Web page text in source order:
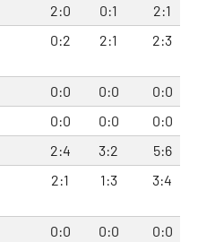
2:0 0:1
2:1
0:2 2:1 2:3
0:0 0:0
0:0
0:0 0:0
0:0
2:4 3:2
5:6
2:1 1:3 3:4
0:0 0:0 0:0